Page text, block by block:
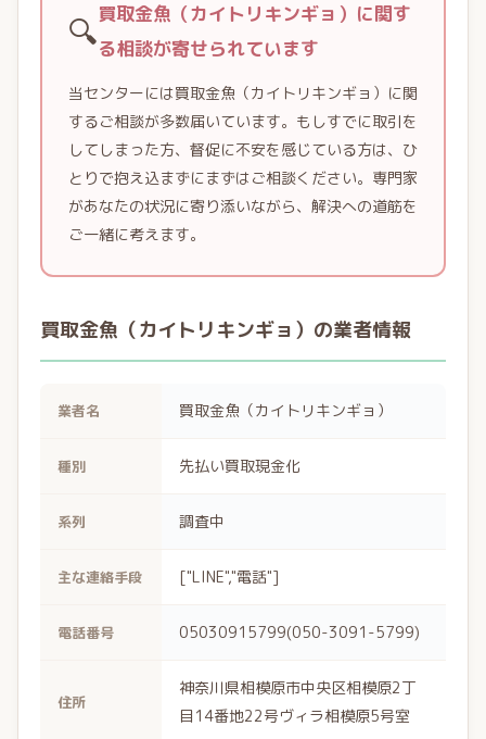
🔍買取金魚（カイトリキンギョ）に関す
る相談が寄せられています
当センターには買取金魚（カイトリキンギョ）に関
するご相談が多数届いています。もしすでに取引を
してしまった方、督促に不安を感じている方は、ひ
とりで抱え込まずにまずはご相談ください。専門家
があなたの状況に寄り添いながら、解決への道筋を
ご一緒に考えます。
買取金魚（カイトリキンギョ）の業者情報
業者名 買取金魚（カイトリキンギョ）
種別 先払い買取現金化
系列 調査中
主な連絡手段 ["LINE","電話"]
電話番号 05030915799(050-3091-5799)
住所
神奈川県相模原市中央区相模原2丁
目14番地22号ヴィラ相模原5号室